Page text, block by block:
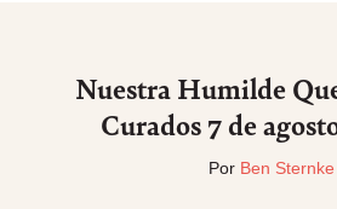
Nuestra Humilde
Curados 7 de
Por Ben Sternke